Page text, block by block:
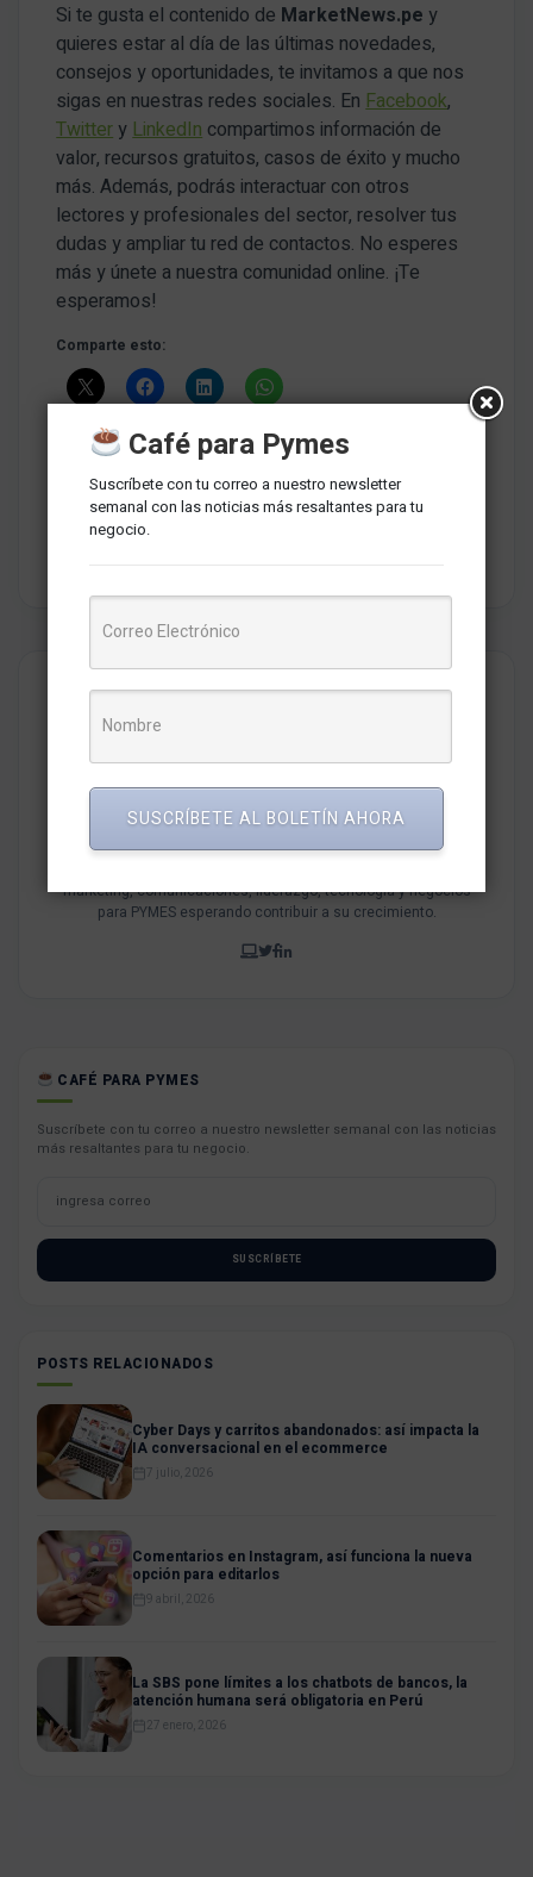
Si te gusta el contenido de MarketNews.pe y
quieres estar al día de las últimas novedades,
consejos y oportunidades, te invitamos a que nos
sigas en nuestras redes sociales. EnFacebook,
Twitter yLinkedIn compartimos información de
valor, recursos gratuitos, casos de éxito y mucho
más. Además, podrás interactuar con otros
lectores y profesionales del sector, resolver tus
dudas y ampliar tu red de contactos. No esperes
más y únete a nuestra comunidad online. ¡Te
esperamos!
Comparte esto:
Tags del artículo
Redaccion MarketNews
Somos un medio de comunicación peruano cuyo objetivo es
marketing, comunicaciones, liderazgo, tecnología y negocios
para PYMES esperando contribuir a su crecimiento.
CAFÉ PARA PYMES
Suscríbete con tu correo a nuestro newsletter semanal con las noticias
más resaltantes para tu negocio.
SUSCRÍBETE
POSTS RELACIONADOS
Cyber Days y carritos abandonados: así impacta la
IA conversacional en el ecommerce
7 julio, 2026
Comentarios en Instagram, así funciona la nueva
opción para editarlos
9 abril, 2026
La SBS pone límites a los chatbots de bancos, la
atención humana será obligatoria en Perú
27 enero, 2026
Café para Pymes
Suscríbete con tu correo a nuestro newsletter
semanal con las noticias más resaltantes para tu
negocio.
SUSCRÍBETE AL BOLETÍN AHORA